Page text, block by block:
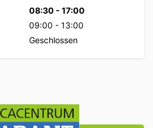
08:30 - 17:00
09:00 - 13:00
Geschlossen